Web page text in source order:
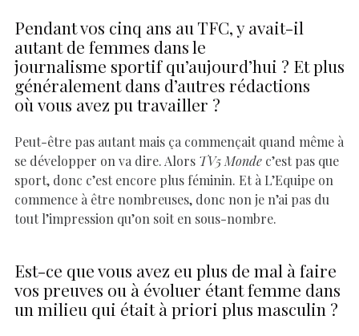
Pendant vos cinq ans au TFC, y avait-il
autant de femmes dans le
journalisme sportif qu’aujourd’hui ? Et plus
généralement dans d’autres rédactions
où vous avez pu travailler ?
Peut-être pas autant mais ça commençait quand même à
se développer on va dire. Alors TV5 Monde c’est pas que
sport, donc c’est encore plus féminin. Et à L’Equipe on
commence à être nombreuses, donc non je n’ai pas du
tout l’impression qu’on soit en sous-nombre.
Est-ce que vous avez eu plus de mal à faire
vos preuves ou à évoluer étant femme dans
un milieu qui était à priori plus masculin ?